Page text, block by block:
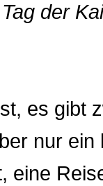
der
es gibt
nur ein
eine